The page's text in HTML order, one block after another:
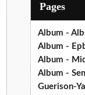
Pages
Album -
Album -
Album -
Album -
Guerison-